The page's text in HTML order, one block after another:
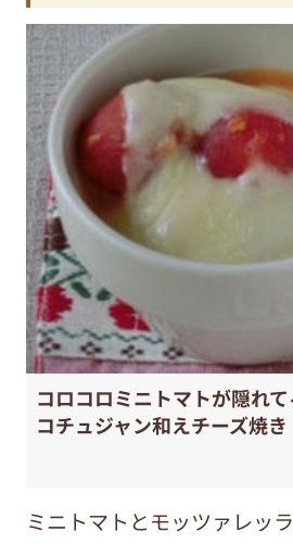
コロコロミニトマトが隠れ
コチュジャン和えチーズ焼き
ミニトマトとモッツァレッ